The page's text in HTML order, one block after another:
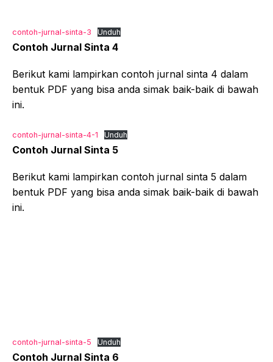
contoh-jurnal-sinta-3 Unduh
Contoh Jurnal Sinta 4
Berikut kami lampirkan contoh jurnal sinta 4 dalam
bentuk PDF yang bisa anda simak baik-baik di bawah
ini.
contoh-jurnal-sinta-4-1 Unduh
Contoh Jurnal Sinta 5
Berikut kami lampirkan contoh jurnal sinta 5 dalam
bentuk PDF yang bisa anda simak baik-baik di bawah
ini.
contoh-jurnal-sinta-5 Unduh
Contoh Jurnal Sinta 6